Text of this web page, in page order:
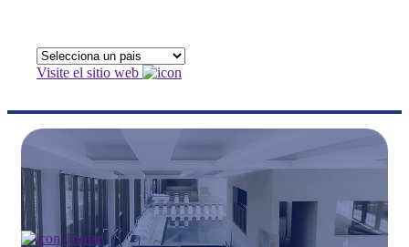
Visite el sitio web
Tornar